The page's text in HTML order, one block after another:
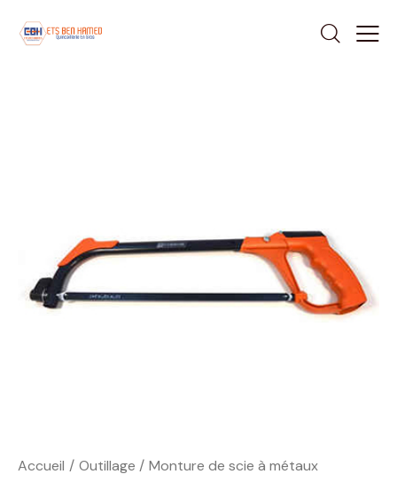
Accueil Outillage Monture de scie à métaux